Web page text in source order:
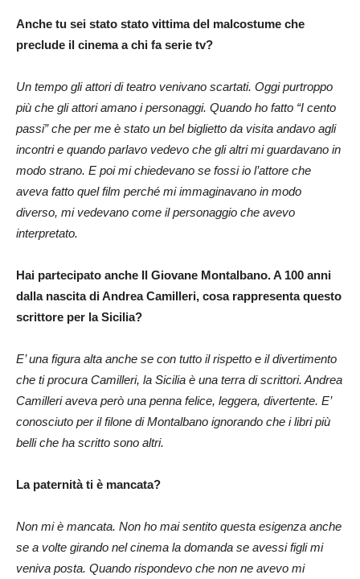
Anche tu sei stato stato vittima del malcostume che
preclude il cinema a chi fa serie tv?
Un tempo gli attori di teatro venivano scartati. Oggi purtroppo
più che gli attori amano i personaggi. Quando ho fatto “I cento
passi” che per me è stato un bel biglietto da visita andavo agli
incontri e quando parlavo vedevo che gli altri mi guardavano in
modo strano. E poi mi chiedevano se fossi io l’attore che
aveva fatto quel film perché mi immaginavano in modo
diverso, mi vedevano come il personaggio che avevo
interpretato.
Hai partecipato anche Il Giovane Montalbano. A 100 anni
dalla nascita di Andrea Camilleri, cosa rappresenta questo
scrittore per la Sicilia?
E’ una figura alta anche se con tutto il rispetto e il divertimento
che ti procura Camilleri, la Sicilia è una terra di scrittori. Andrea
Camilleri aveva però una penna felice, leggera, divertente. E’
conosciuto per il filone di Montalbano ignorando che i libri più
belli che ha scritto sono altri.
La paternità ti è mancata?
Non mi è mancata. Non ho mai sentito questa esigenza anche
se a volte girando nel cinema la domanda se avessi figli mi
veniva posta. Quando rispondevo che non ne avevo mi